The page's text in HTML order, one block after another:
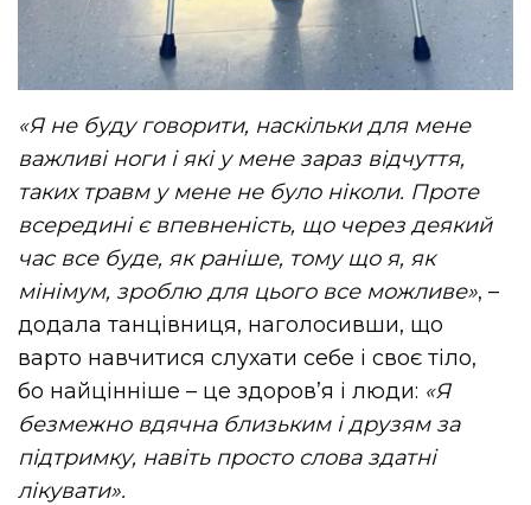
«Я не буду говорити, наскільки для мене
важливі ноги і які у мене зараз відчуття,
таких травм у мене не було ніколи. Проте
всередині є впевненість, що через деякий
час все буде, як раніше, тому що я, як
мінімум, зроблю для цього все можливе», –
додала танцівниця, наголосивши, що
варто навчитися слухати себе і своє тіло,
бо найцінніше – це здоровʼя і люди: «Я
безмежно вдячна близьким і друзям за
підтримку, навіть просто слова здатні
лікувати».